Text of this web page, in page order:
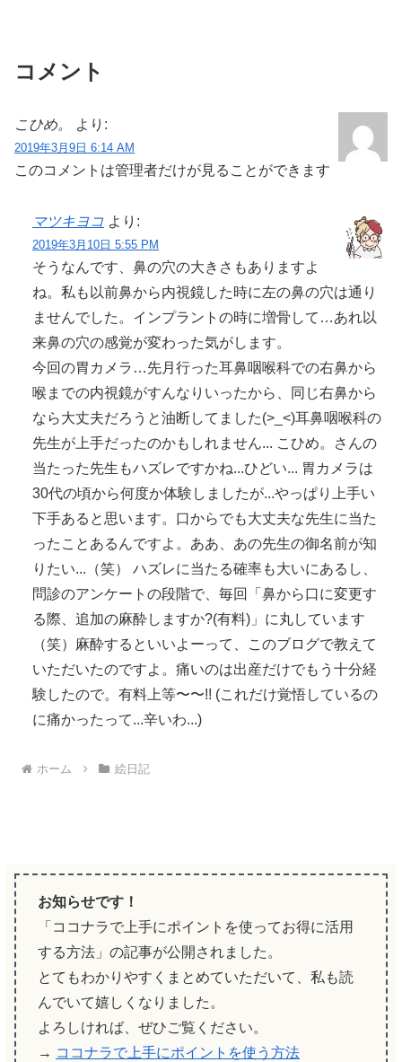
コメント
こひめ。 より:
2019年3月9日 6:14 AM
このコメントは管理者だけが見ることができます
マツキヨコ より:
2019年3月10日 5:55 PM
そうなんです、鼻の穴の大きさもありますよ
ね。私も以前鼻から内視鏡した時に左の鼻の穴は通り
ませんでした。インプラントの時に増骨して…あれ以
来鼻の穴の感覚が変わった気がします。
今回の胃カメラ…先月行った耳鼻咽喉科での右鼻から
喉までの内視鏡がすんなりいったから、同じ右鼻から
なら大丈夫だろうと油断してました(>_<)耳鼻咽喉科の
先生が上手だったのかもしれません... こひめ。さんの
当たった先生もハズレですかね...ひどい... 胃カメラは
30代の頃から何度か体験しましたが...やっぱり上手い
下手あると思います。口からでも大丈夫な先生に当た
ったことあるんですよ。ああ、あの先生の御名前が知
りたい...（笑） ハズレに当たる確率も大いにあるし、
問診のアンケートの段階で、毎回「鼻から口に変更す
る際、追加の麻酔しますか?(有料)」に丸しています
（笑）麻酔するといいよーって、このブログで教えて
いただいたのですよ。痛いのは出産だけでもう十分経
験したので。有料上等〜〜!! (これだけ覚悟しているの
に痛かったって...辛いわ...)
ホーム 絵日記
お知らせです！
「ココナラで上手にポイントを使ってお得に活用
する方法」の記事が公開されました。
とてもわかりやすくまとめていただいて、私も読
んでいて嬉しくなりました。
よろしければ、ぜひご覧ください。
→ ココナラで上手にポイントを使う方法